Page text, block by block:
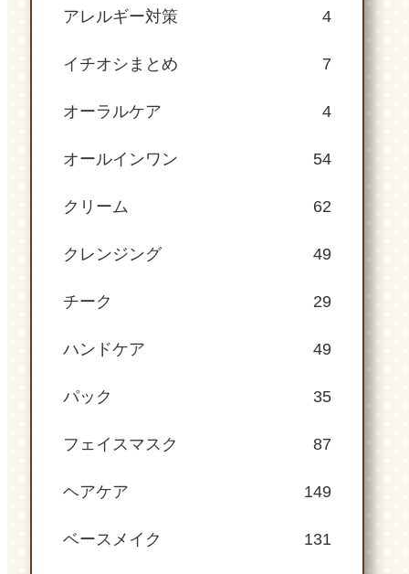
アレルギー対策 4
イチオシまとめ 7
オーラルケア 4
オールインワン 54
クリーム 62
クレンジング 49
チーク 29
ハンドケア 49
パック 35
フェイスマスク 87
ヘアケア 149
ベースメイク 131